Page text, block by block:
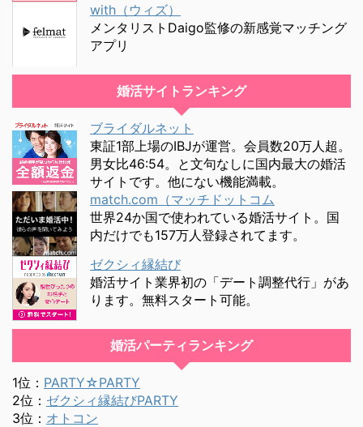
with（ウィズ）
メンタリストDaigo監修の新感覚マッチング
アプリ
婚活サイトランキング
ブライダルネット
東証1部上場のIBJが運営。会員数20万人超。
男女比46:54。と文句なしに国内最大の婚活
サイトです。他にない機能満載。
match.com（マッチドットコム
世界24か国で使われている婚活サイト。国
内だけでも157万人登録されてます。
ゼクシィ縁結び
婚活サイト業界初の「デート調整代行」があ
ります。無料スタート可能。
婚活パーティランキング
1位： PARTY☆PARTY
2位： ゼクシィ縁結びPARTY
3位： オトコン